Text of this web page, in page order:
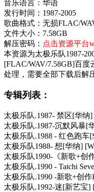
音乐语言：华语
发行时间：1987-2005
歌曲格式：无损FLAC/
文件大小：7.58GB
解压密码： 点击资源平台
本资源为太极乐队1987-
[FLAC/WAV/7.58GB]百
处理，需要全部下载后解
专辑列表：
太极乐队.1987- 禁区[华纳
太极乐队.1987-沉默风暴[
太极乐队.1988 - 红色跑车
太极乐队1988- 想[华纳]
太极乐队1990-《新歌+创
太极乐队.1990 - Taichi
太极乐队.1990 -新歌+创
太极乐队.1992-迷[新艺宝]